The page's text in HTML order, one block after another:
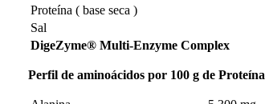
Proteína ( base seca )
Sal
DigeZyme® Multi-Enzyme Complex
Perfil de aminoácidos por 100 g de Proteína